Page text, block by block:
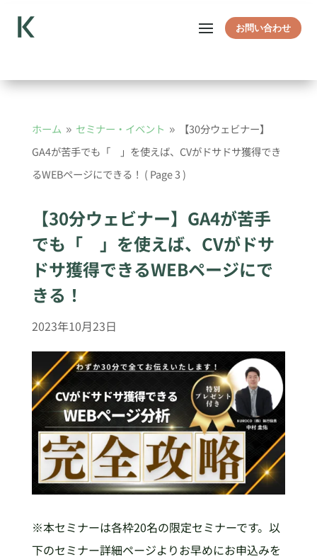
お問い合わせ
ホーム 9 セミナー・イベント 9
【30分ウェビナー】
GA4が苦手でも「 」を使えば、CVがドサドサ獲得でき
るWEBページにできる！ ( Page 3 )
【30分ウェビナー】GA4が苦手
でも「 」を使えば、CVがドサ
ドサ獲得できるWEBページにで
きる！
2023年10月23日
※本セミナーは各枠20名の限定セミナーです。以
下のセミナー詳細ページよりお早めにお申込みを